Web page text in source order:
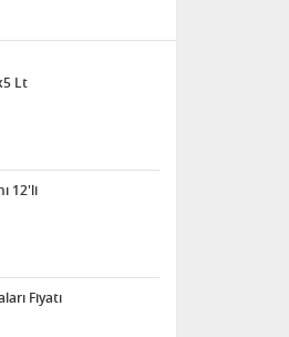
Lt
12'li
Fiyatı